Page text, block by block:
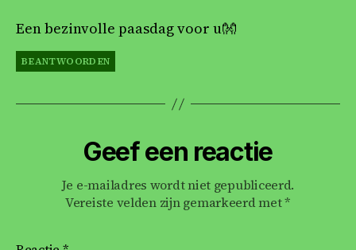
Een bezinvolle paasdag voor u👐
BEANTWOORDEN
Geef een reactie
Je e-mailadres wordt niet gepubliceerd.
Vereiste velden zijn gemarkeerd met*